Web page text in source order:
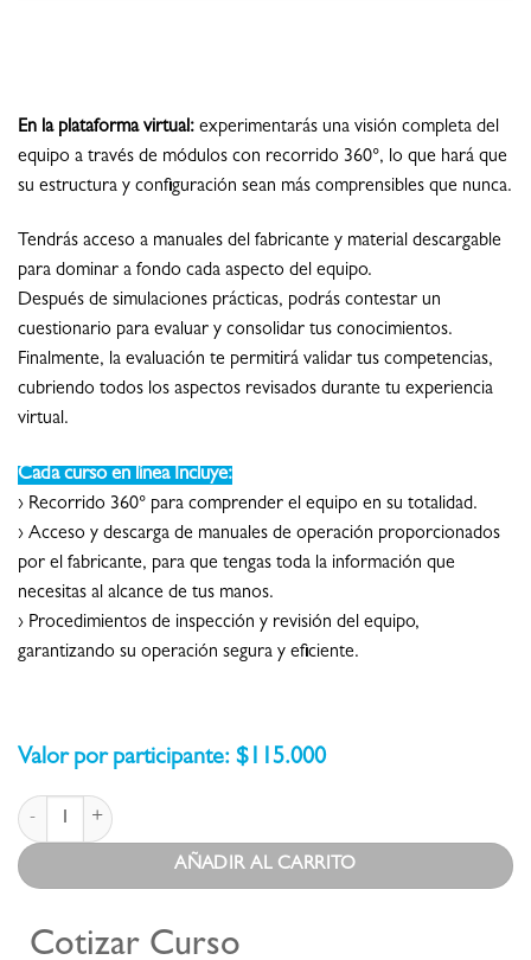
En la plataforma virtual: experimentarás una visión completa del
equipo a través de módulos con recorrido 360°, lo que hará que
su estructura y configuración sean más comprensibles que nunca.
Tendrás acceso a manuales del fabricante y material descargable
para dominar a fondo cada aspecto del equipo.
Después de simulaciones prácticas, podrás contestar un
cuestionario para evaluar y consolidar tus conocimientos.
Finalmente, la evaluación te permitirá validar tus competencias,
cubriendo todos los aspectos revisados durante tu experiencia
virtual.
Cada curso en línea Incluye:
› Recorrido 360° para comprender el equipo en su totalidad.
› Acceso y descarga de manuales de operación proporcionados
por el fabricante, para que tengas toda la información que
necesitas al alcance de tus manos.
› Procedimientos de inspección y revisión del equipo,
garantizando su operación segura y eficiente.
$ 115.000
Curso En Línea Equipo: Supersucker cantidad
AÑADIR AL CARRITO
Cotizar Curso